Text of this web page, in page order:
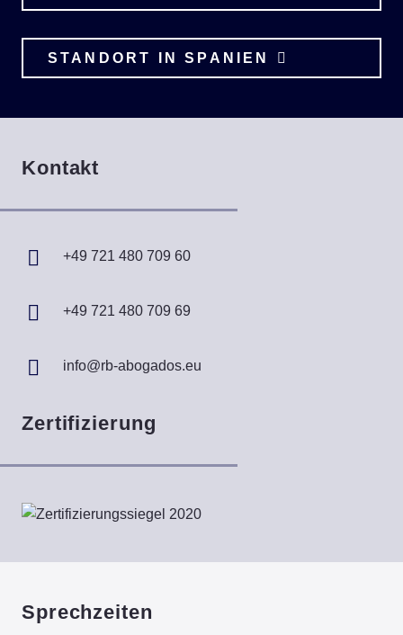
STANDORT IN SPANIEN
Kontakt
+49 721 480 709 60
+49 721 480 709 69
info@rb-abogados.eu
Zertifizierung
Sprechzeiten